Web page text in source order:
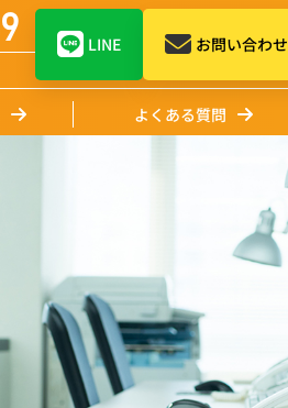
LINE お問い合わせ
よくある質問